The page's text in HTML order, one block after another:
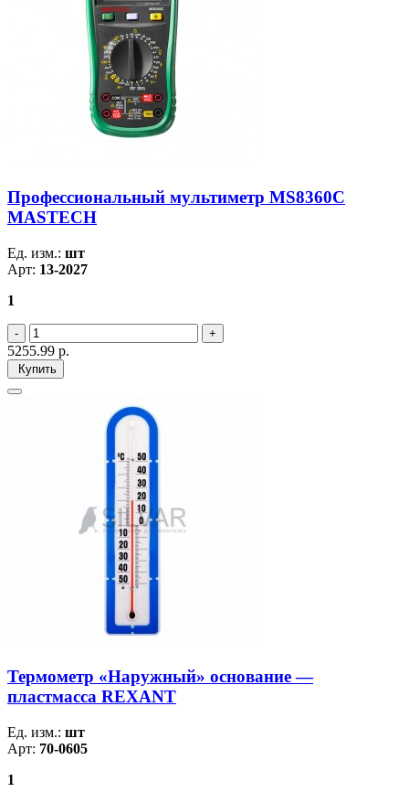
Профессиональный мультиметр MS8360C
MASTECH
Ед. изм.: шт
Арт: 13-2027
1
5255.99 р.
Купить
Термометр «Наружный» основание —
пластмасса REXANT
Ед. изм.: шт
Арт: 70-0605
1